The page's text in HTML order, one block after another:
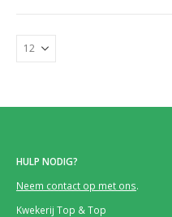
HULP NODIG?
Neem contact op met ons.
Kwekerij Top & Top